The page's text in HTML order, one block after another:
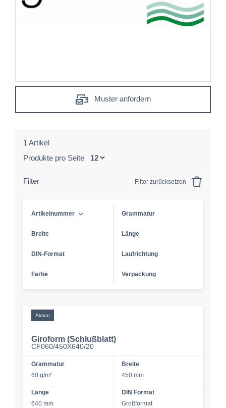
Muster anfordern
1 Artikel
Produkte pro Seite
Filter Filter zurücksetzen
Artikelnummer Grammatur
Breite Länge
DIN-Format Laufrichtung
Farbe Verpackung
Aktion
Giroform (Schlußblatt)
CF060/450X640/20
Grammatur
60 g/m²
Breite
450 mm
Länge
640 mm
DIN Format
Großformat